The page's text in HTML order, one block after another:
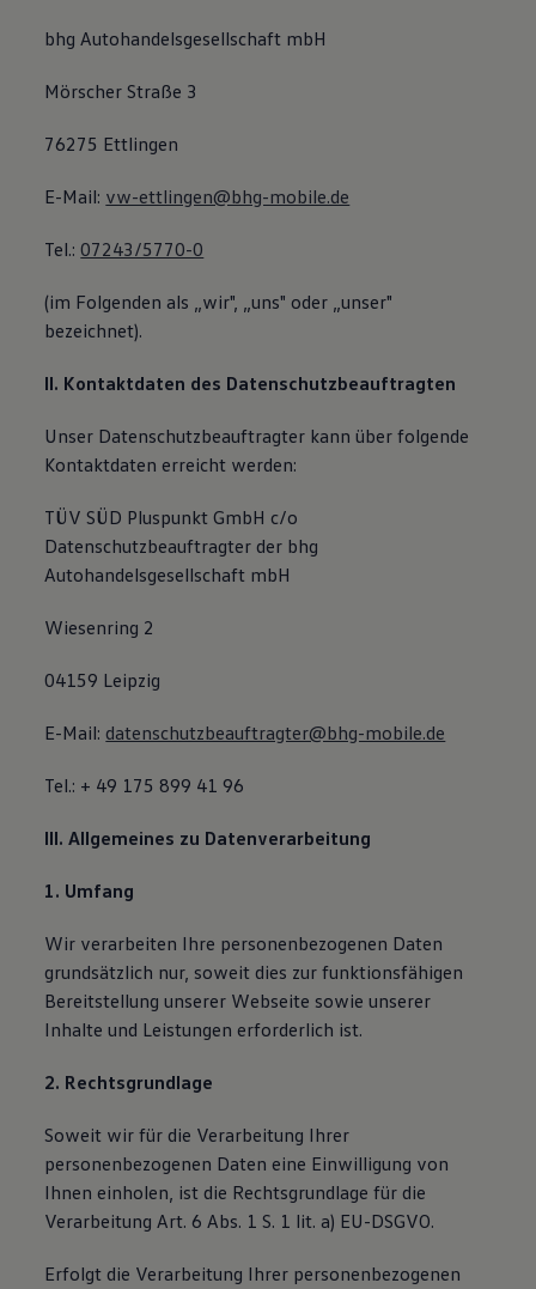
bhg Autohandelsgesellschaft mbH
Mörscher Straße 3
76275 Ettlingen
E-Mail: vw-ettlingen@bhg-mobile.de
Tel.:07243/5770-0
(im Folgenden als „wir", „uns" oder „unser"
bezeichnet).
II. Kontaktdaten des Datenschutzbeauftragten
Unser Datenschutzbeauftragter kann über folgende
Kontaktdaten erreicht werden:
TÜV SÜD Pluspunkt GmbH c/o
Datenschutzbeauftragter der bhg
Autohandelsgesellschaft mbH
Wiesenring 2
04159 Leipzig
E-Mail: datenschutzbeauftragter@bhg-mobile.de
Tel.: + 49 175 899 41 96
III. Allgemeines zu Datenverarbeitung
1. Umfang
Wir verarbeiten Ihre personenbezogenen Daten
grundsätzlich nur, soweit dies zur funktionsfähigen
Bereitstellung unserer Webseite sowie unserer
Inhalte und Leistungen erforderlich ist.
2. Rechtsgrundlage
Soweit wir für die Verarbeitung Ihrer
personenbezogenen Daten eine Einwilligung von
Ihnen einholen, ist die Rechtsgrundlage für die
Verarbeitung Art. 6 Abs. 1 S. 1 lit. a) EU-DSGVO.
Erfolgt die Verarbeitung Ihrer personenbezogenen